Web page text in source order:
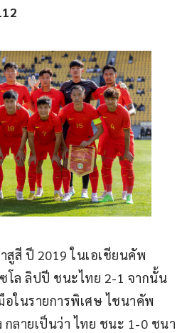
สูสี ปี 2019 ในเอเชียนคัพ
โล ลิปปี ชนะไทย 2-1 จากนั้น
ในรายการพิเศษ ไชนาคัพ
ลายเป็นว่า ไทย ชนะ 1-0 ชนา